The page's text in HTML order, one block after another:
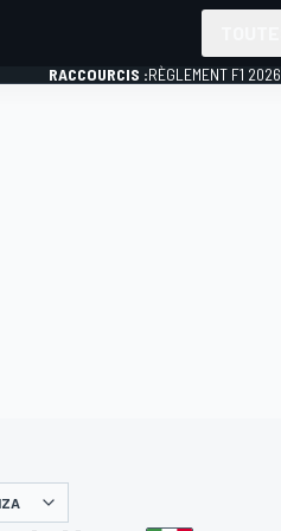
RACCOURCIS :RÈGLEMENT F1 2026